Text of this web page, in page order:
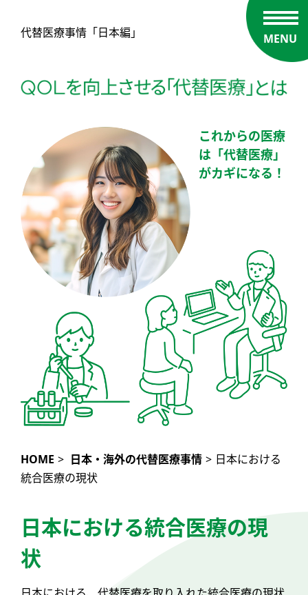
代替医療事情「日本編」
これからの医療
は「代替医療」
がカギになる！
MENU
HOME > 日本・海外の代替医療事情 > 日本における
統合医療の現状
日本における統合医療の現
状